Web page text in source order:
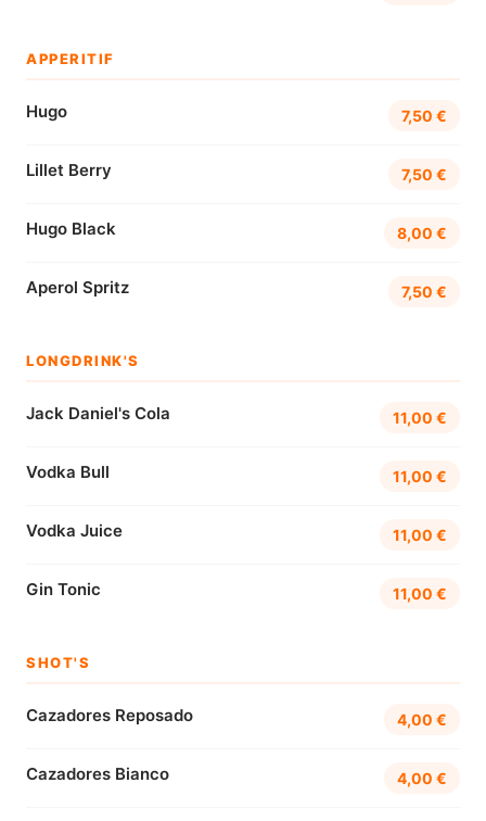
APPERITIF
Hugo 7,50 €
Lillet Berry 7,50 €
Hugo Black 8,00 €
Aperol Spritz 7,50 €
LONGDRINK'S
Jack Daniel's Cola 11,00 €
Vodka Bull 11,00 €
Vodka Juice 11,00 €
Gin Tonic 11,00 €
SHOT'S
Cazadores Reposado 4,00 €
Cazadores Bianco 4,00 €